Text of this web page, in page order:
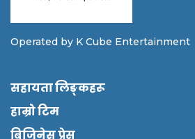
Operated by K Cube Entertainment
सहायता लिङ्कहरू
हाम्रो टिम
बिजिनेस प्रेस